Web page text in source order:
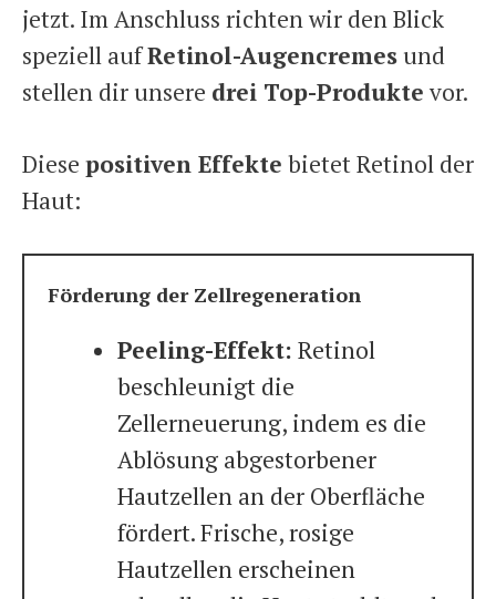
jetzt. Im Anschluss richten wir den Blick
speziell aufRetinol-Augencremes und
stellen dir unsere drei Top-Produktevor.
Diese positiven Effekte bietet Retinol der
Haut:
Förderung der Zellregeneration
Peeling-Effekt: Retinol
beschleunigt die
Zellerneuerung, indem es die
Ablösung abgestorbener
Hautzellen an der Oberfläche
fördert. Frische, rosige
Hautzellen erscheinen